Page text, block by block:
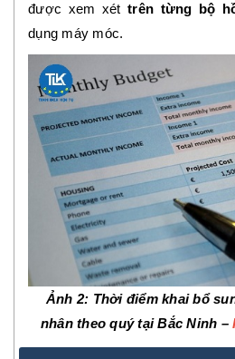
được xem xéttrên từng bộ
dụng máy móc.
Ảnh 2: Thời điểm khai bổ
nhân theo quý tại Bắc Ninh –